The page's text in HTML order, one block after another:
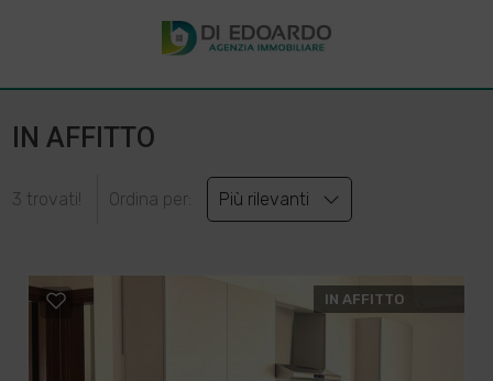
IN AFFITTO
3 trovati! Ordina per: Più rilevanti
IN AFFITTO